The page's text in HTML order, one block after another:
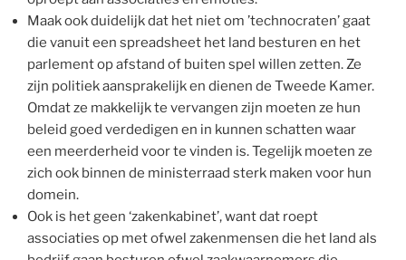
Maak ook duidelijk dat het niet om ’technocraten’ gaat
die vanuit een spreadsheet het land besturen en het
parlement op afstand of buiten spel willen zetten. Ze
zijn politiek aansprakelijk en dienen de Tweede Kamer.
Omdat ze makkelijk te vervangen zijn moeten ze hun
beleid goed verdedigen en in kunnen schatten waar
een meerderheid voor te vinden is. Tegelijk moeten ze
zich ook binnen de ministerraad sterk maken voor hun
domein.
Ook is het geen ‘zakenkabinet’, want dat roept
associaties op met ofwel zakenmensen die het land als